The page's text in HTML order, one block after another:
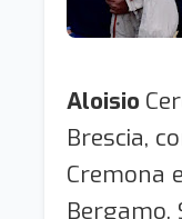
Aloisio
Brescia,
Cremona e
Bergamo.